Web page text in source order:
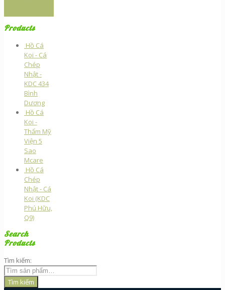
Products
Hồ Cá
Koi - Cá
Chép
Nhật -
KDC 434
Bình
Dương
Hồ Cá
Koi -
Thẩm Mỹ
Viện 5
Sao
Mcare
Hồ Cá
Chép
Nhật - Cá
Koi (KDC
Phú Hữu,
Q9)
Search
Products
Tìm kiếm:
Tìm kiếm